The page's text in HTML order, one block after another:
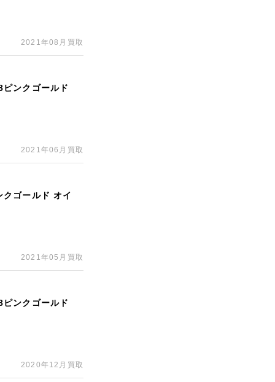
2021年08月買取
ンクゴールド
2021年06月買取
ゴールド オイ
2021年05月買取
ンクゴールド
2020年12月買取